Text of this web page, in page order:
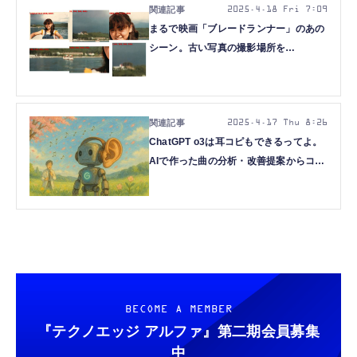
まるで映画「ブレードランナー」のあの
シーン。古い写真の撮影場所を
2025.4.18 Fri 7:09
ChatGPT o3は耳コピもできるってよ。
AIで作った曲の分析・改善提案からコー
2025.4.17 Thu 8:26
BECOME A MEMBER
『テクノエッジ アルファ』 第二期会員募集
中